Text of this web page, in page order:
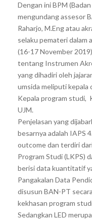
Dengan ini BPM
mengundang assesor
Raharjo, M.Eng atau
selaku pemateri dalam
(16-17 November
tentang Instrumen
yang dihadiri oleh
umsida meliputi kepala
Kepala program studi,
UJM.
Penjelasan yang
besarnya adalah IAPS
outcome dan terdiri
Program Studi (LKPS)
berisi data kuantitatif
Pangakalan Data
disusun BAN-PT
kekhasan program
Sedangkan LED